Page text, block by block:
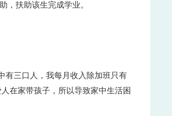
，扶助该生完成学业。
有三口人，我每月收入除加班只有
在家带孩子，所以导致家中生活困